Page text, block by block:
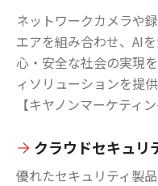
ネットワークカメラや
エアを組み合わせ、AI
心・安全な社会の実現
ィソリューションを提供
【キヤノンマーケティ
クラウドセキュリ
優れたセキュリティ製